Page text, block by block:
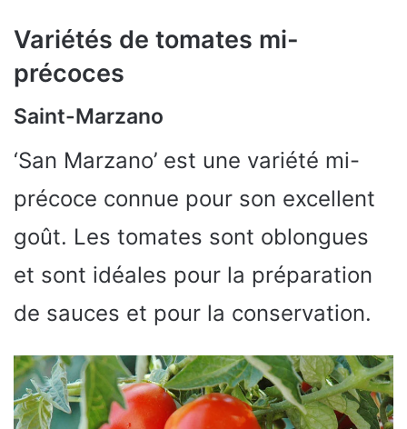
Variétés de tomates mi-
précoces
Saint-Marzano
‘San Marzano’ est une variété mi-
précoce connue pour son excellent
goût. Les tomates sont oblongues
et sont idéales pour la préparation
de sauces et pour la conservation.